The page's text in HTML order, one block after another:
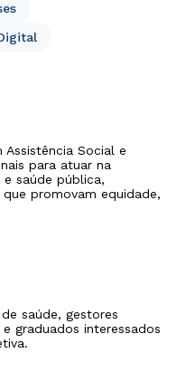
Social e
para atuar na
saúde pública,
promovam equidade,
saúde, gestores
graduados interessados